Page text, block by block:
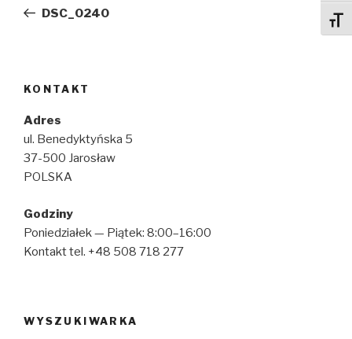
wpisDSC_0240
KONTAKT
Adres
ul. Benedyktyńska 5
37-500 Jarosław
POLSKA
Godziny
Poniedziałek — Piątek: 8:00–16:00
Kontakt tel. +48 508 718 277
WYSZUKIWARKA